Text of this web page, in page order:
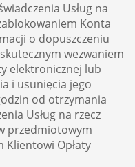
Usług na
Konta
o dopuszczeniu
wezwaniem
elektronicznej lub
i usunięcia jego
od otrzymania
Usług na rzecz
przedmiotowym
Klientowi Opłaty